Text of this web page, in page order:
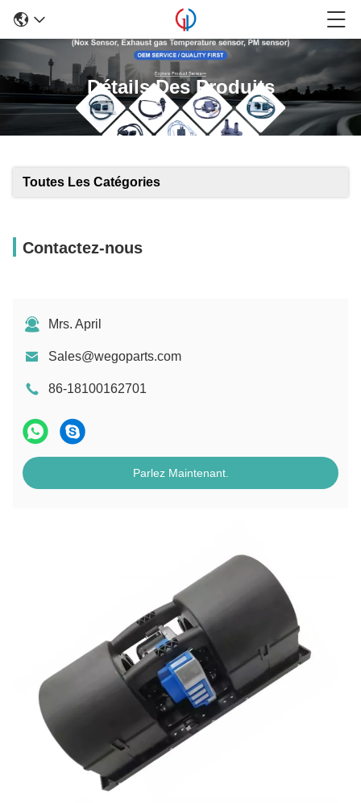
Détails Des Produits
Toutes Les Catégories
Contactez-nous
Mrs. April
Sales@wegoparts.com
86-18100162701
Parlez Maintenant.